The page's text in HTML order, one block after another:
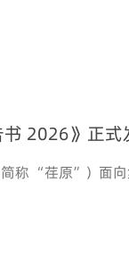
书 2026》正式
称 “荏原”）面